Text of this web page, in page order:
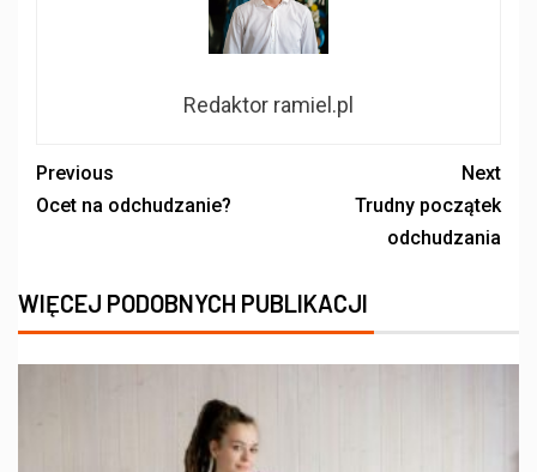
Redaktor ramiel.pl
Previous
Ocet na odchudzanie?
Next
Trudny początek
odchudzania
WIĘCEJ PODOBNYCH PUBLIKACJI